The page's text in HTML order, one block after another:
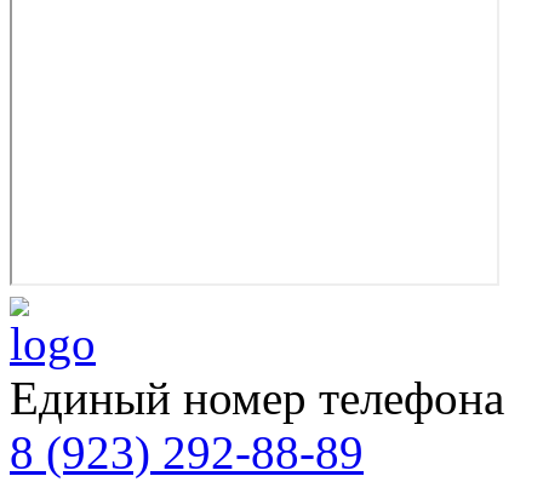
Единый номер телефона
8 (923) 292-88-89